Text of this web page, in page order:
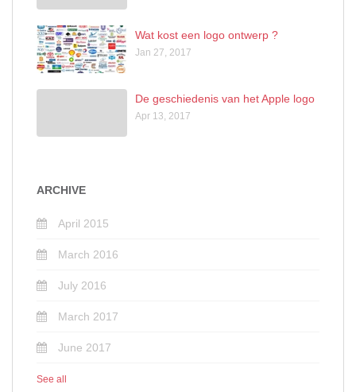
Wat kost een logo ontwerp ?
Jan 27, 2017
De geschiedenis van het Apple logo
Apr 13, 2017
ARCHIVE
April 2015
March 2016
July 2016
March 2017
June 2017
See all